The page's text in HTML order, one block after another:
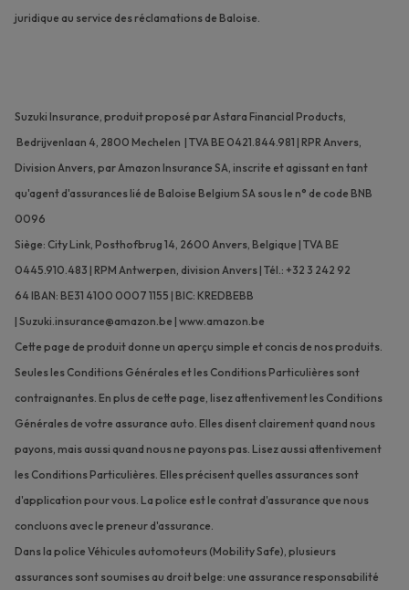
juridique au service des réclamations de Baloise.
Suzuki Insurance, produit proposé par Astara Financial Products,
Bedrijvenlaan 4, 2800 Mechelen | TVA BE 0421.844.981 | RPR Anvers,
Division Anvers, par Amazon Insurance SA, inscrite et agissant en tant
qu'agent d'assurances lié de Baloise Belgium SA sous le n° de code BNB
0096
Siège: City Link, Posthofbrug 14, 2600 Anvers, Belgique | TVA BE
0445.910.483 | RPM Antwerpen, division Anvers | Tél.: +32 3 242 92
64 IBAN: BE31 4100 0007 1155 | BIC: KREDBEBB
| Suzuki.insurance@amazon.be | www.amazon.be
Cette page de produit donne un aperçu simple et concis de nos produits.
Seules les Conditions Générales et les Conditions Particulières sont
contraignantes. En plus de cette page, lisez attentivement les Conditions
Générales de votre assurance auto. Elles disent clairement quand nous
payons, mais aussi quand nous ne payons pas. Lisez aussi attentivement
les Conditions Particulières. Elles précisent quelles assurances sont
d'application pour vous. La police est le contrat d'assurance que nous
concluons avec le preneur d'assurance.
Dans la police Véhicules automoteurs (Mobility Safe), plusieurs
assurances sont soumises au droit belge: une assurance responsabilité